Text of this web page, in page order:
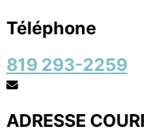
Téléphone
819 293-2259
ADRESSE